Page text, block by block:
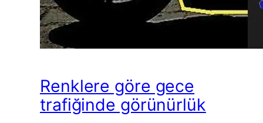
Renklere göre gece
trafiğinde görünürlük